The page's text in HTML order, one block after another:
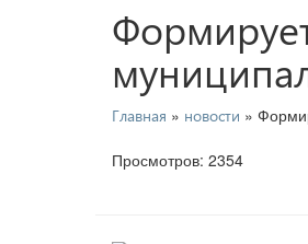
Главная » новости »
Просмотров: 2354